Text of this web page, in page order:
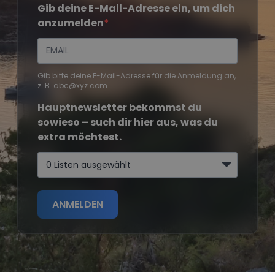
Gib deine E-Mail-Adresse ein, um dich
anzumelden
Gib bitte deine E-Mail-Adresse für die Anmeldung an,
z. B. abc@xyz.com.
Hauptnewsletter bekommst du
sowieso – such dir hier aus, was du
extra möchtest.
0 Listen ausgewählt
ANMELDEN